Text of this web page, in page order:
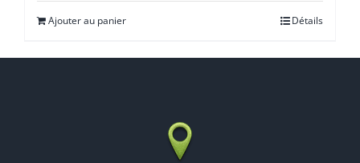
Ajouter au panier Détails